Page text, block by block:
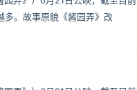
多。故事原貌《酱园弄》改